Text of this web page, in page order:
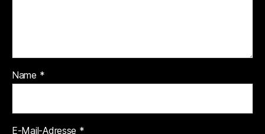
Name *
E-Mail-Adresse *